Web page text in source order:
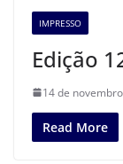
IMPRESSO
Edição
14 de
Read More